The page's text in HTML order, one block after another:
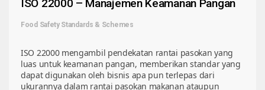
ISO 22000 – Manajemen Keamanan Pangan
Food Safety Standards & Schemes
ISO 22000 mengambil pendekatan rantai pasokan yang
luas untuk keamanan pangan, memberikan standar yang
dapat digunakan oleh bisnis apa pun terlepas dari
ukurannya dalam rantai pasokan makanan ataupun